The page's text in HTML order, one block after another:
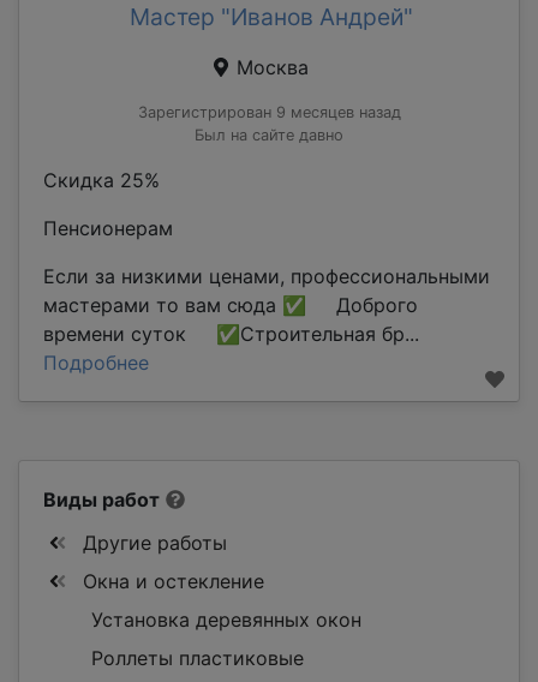
Мастер "Иванов Андрей"
Москва
Зарегистрирован 9 месяцев назад
Был на сайте давно
Скидка 25%
Пенсионерам
Если за низкими ценами, профессиональными
мастерами то вам сюда ✅ Доброго
времени суток ✅Строительная бр...
Подробнее
Виды работ
Другие работы
Окна и остекление
Установка деревянных окон
Роллеты пластиковые